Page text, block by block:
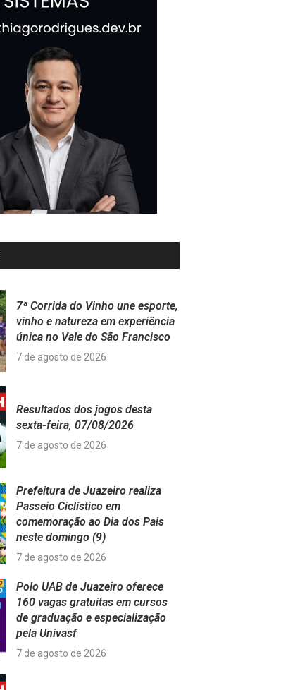
7ª Corrida do Vinho une esporte,
vinho e natureza em experiência
única no Vale do São Francisco
7 de agosto de 2026
Resultados dos jogos desta
sexta-feira, 07/08/2026
7 de agosto de 2026
Prefeitura de Juazeiro realiza
Passeio Ciclístico em
comemoração ao Dia dos Pais
neste domingo (9)
7 de agosto de 2026
Polo UAB de Juazeiro oferece
160 vagas gratuitas em cursos
de graduação e especialização
pela Univasf
7 de agosto de 2026